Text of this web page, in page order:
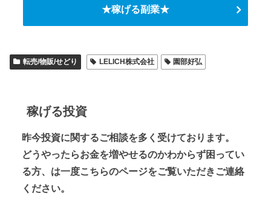
★稼げる副業★
転売/物販/せどり LELICH株式会社 園部好弘
稼げる投資
昨今投資に関するご相談を多く受けております。
どうやったらお金を増やせるのかわからず困ってい
る方、は一度こちらのページをご覧いただきご連絡
ください。